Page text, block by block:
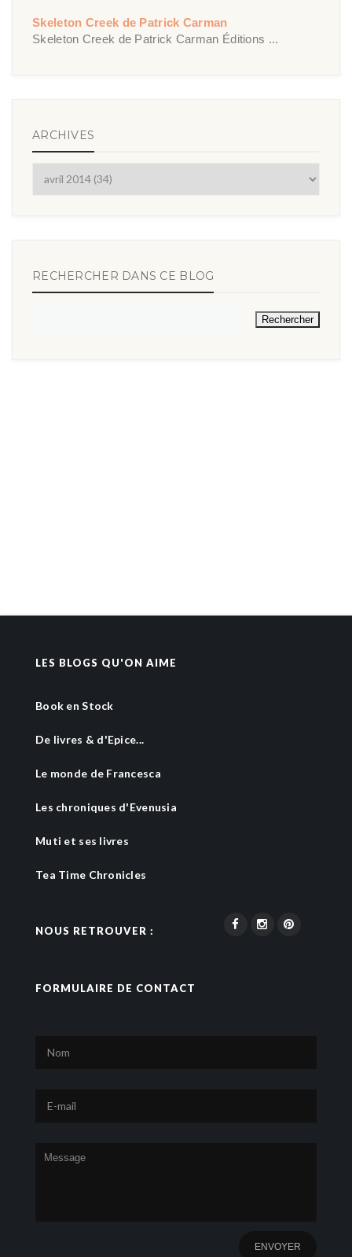
Skeleton Creek de Patrick Carman
Skeleton Creek de Patrick Carman Éditions ...
ARCHIVES
RECHERCHER DANS CE BLOG
LES BLOGS QU'ON AIME
Book en Stock
De livres & d'Epice...
Le monde de Francesca
Les chroniques d'Evenusia
Muti et ses livres
Tea Time Chronicles
NOUS RETROUVER :
FORMULAIRE DE CONTACT